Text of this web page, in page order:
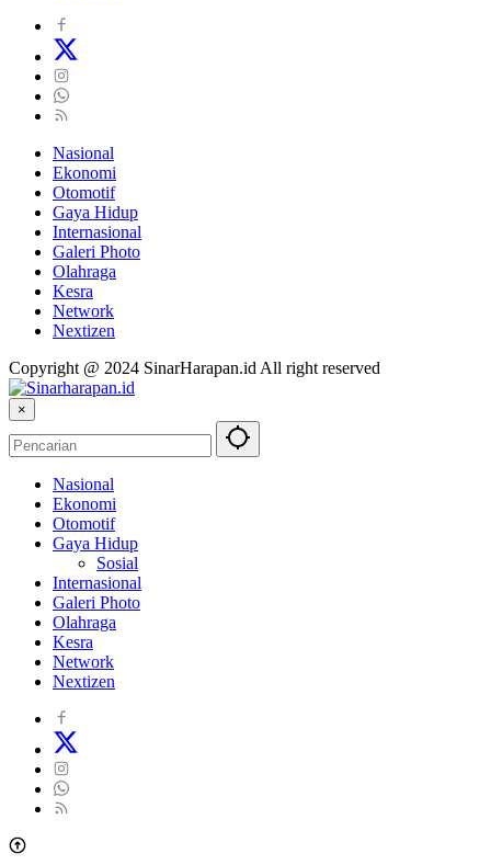
Nasional
Ekonomi
Otomotif
Gaya Hidup
Internasional
Galeri Photo
Olahraga
Kesra
Network
Nextizen
Copyright @ 2024 SinarHarapan.id All right reserved
×
Nasional
Ekonomi
Otomotif
Gaya Hidup
Sosial
Internasional
Galeri Photo
Olahraga
Kesra
Network
Nextizen